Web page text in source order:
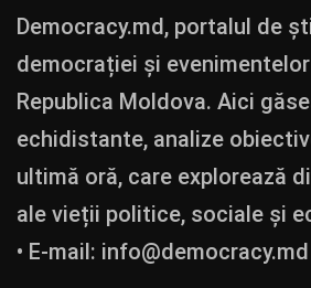
Democracy.md, portalul de
democrației și
Republica Moldova. Aici
echidistante, analize
ultimă oră, care explorează
ale vieții politice, sociale și
• E-mail: info@democracy.md